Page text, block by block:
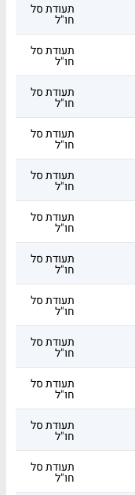
תעודת סל
חו"ל
תעודת סל
חו"ל
תעודת סל
חו"ל
תעודת סל
חו"ל
תעודת סל
חו"ל
תעודת סל
חו"ל
תעודת סל
חו"ל
תעודת סל
חו"ל
תעודת סל
חו"ל
תעודת סל
חו"ל
תעודת סל
חו"ל
תעודת סל
חו"ל